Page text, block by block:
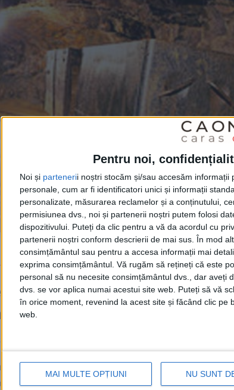
Pentru noi,
Noi și partenerii noștri stocăm și/sau accesăm
personale, cum ar fi identificatori unici și informații
personalizate, măsurarea reclamelor și a conținutului,
permisiunea dvs., noi și partenerii noștri putem folosi
dispozitivului. Puteți da clic pentru a vă da acordul cu
partenerii noștri conform descrierii de mai sus. În mod
consimțământul sau pentru a accesa informații mai
exprima consimțământul. Vă rugăm să rețineți că este
personal să nu necesite consimțământul dvs., dar
dvs. se vor aplica numai acestui site web. Puteți să vă
în orice moment, revenind la acest site și făcând clic
web.
MAI MULTE OPȚIUNI NU SUNT
nevoie de o firmă puternică, nu
AM
este adeptul înstrăinării resurselor româneşti, şeful
salvare a Moldomin e puternica firmă din Turcia